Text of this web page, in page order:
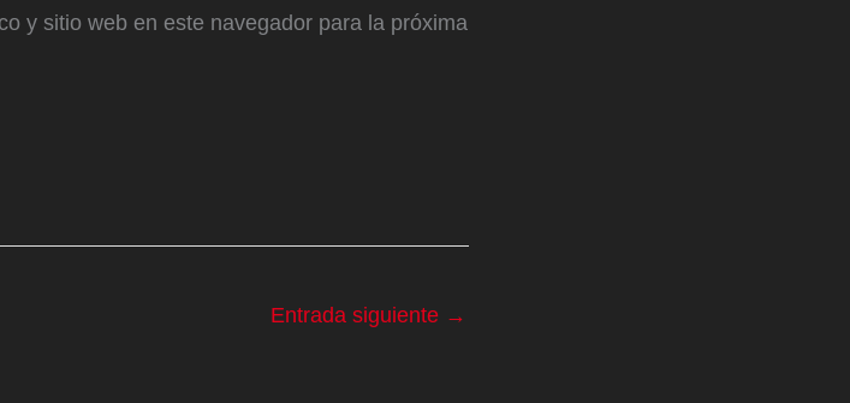
y sitio web en este navegador para la próxima
Entrada siguiente →